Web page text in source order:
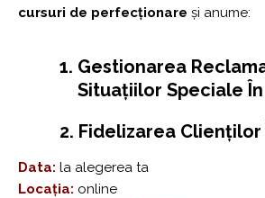
cursuri de perfecționare și anume:
1. Gestionarea
Situațiilor Speciale
2. Fidelizarea Clienților
Data: la alegerea ta
Locația: online